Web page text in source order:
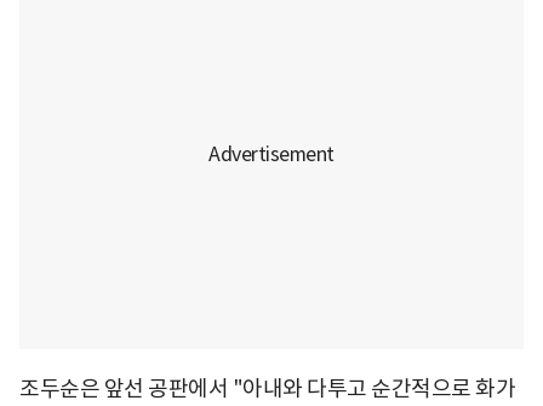
조두순은 앞선 공판에서 "아내와 다투고 순간적으로 화가